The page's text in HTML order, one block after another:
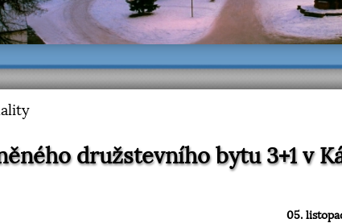
družstevního bytu 3+1 v
05.